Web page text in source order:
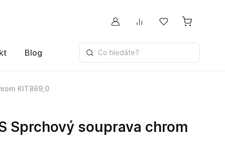
Můj účetPorovnávání
Oblíbené
Blog Co hledáte?
KIT869,0
Sprchový souprava chrom